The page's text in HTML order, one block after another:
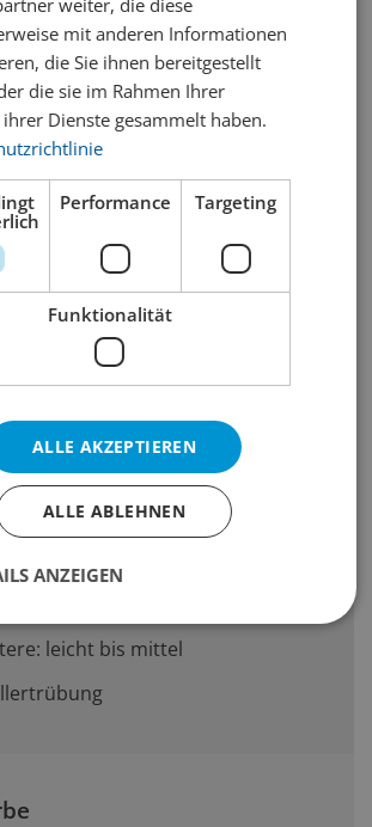
Untergärig
Helle Biere
8° C
mittel, malzbetont, oftmals
Sorten weisen einen intensiveren
charakter auf. Dies wird
das Malz ausgeglichen, um die
Sortenmerkmale zu bewahren
leicht bis mittel
mit anderen Informationen
die Sie ihnen bereitgestellt
die sie im Rahmen Ihrer
Dienste gesammelt haben.
Performance Targeting
Funktionalität
ALLE AKZEPTIEREN
ALLE ABLEHNEN
ANZEIGEN